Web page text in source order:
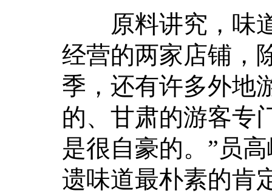
原料讲究，味道
经营的两家店铺，
季，还有许多外地
的、甘肃的游客专
是很自豪的。”员
遗味道最朴素的肯